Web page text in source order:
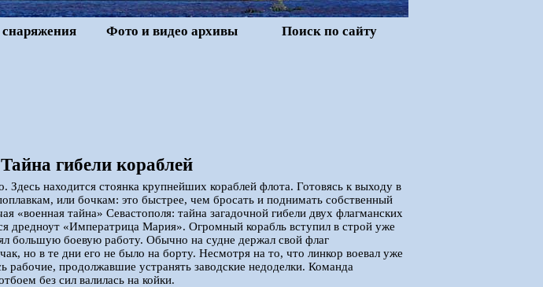
Фото и видео архивы Поиск по сайту
гибели кораблей
находится стоянка крупнейших кораблей флота. Готовясь к выходу в
или бочкам: это быстрее, чем бросать и поднимать собственный
«военная тайна» Севастополя: тайна загадочной гибели двух флагманских
дредноут «Императрица Мария». Огромный корабль вступил в строй уже
большую боевую работу. Обычно на судне держал свой флаг
но в те дни его не было на борту. Несмотря на то, что линкор воевал уже
рабочие, продолжавшие устранять заводские недоделки. Команда
без сил валилась на койки.